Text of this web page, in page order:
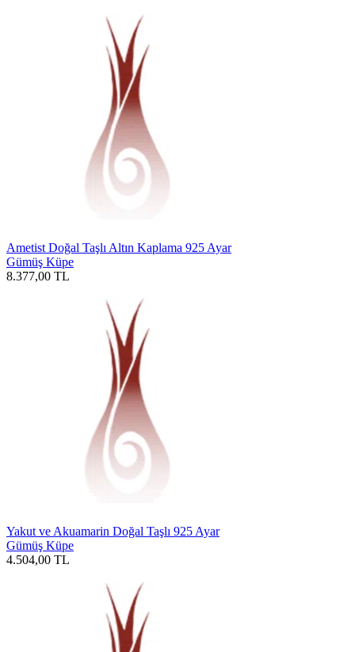
Ametist Doğal Taşlı Altın Kaplama 925 Ayar
Gümüş Küpe
8.377,00 TL
Yakut ve Akuamarin Doğal Taşlı 925 Ayar
Gümüş Küpe
4.504,00 TL